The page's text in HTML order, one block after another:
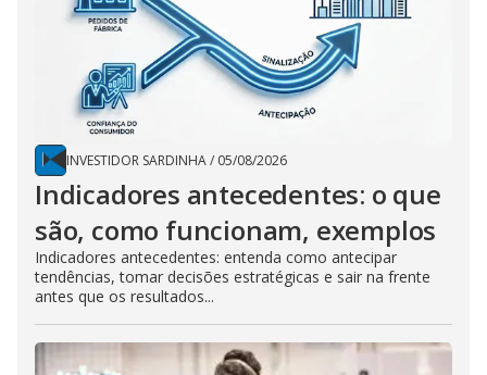
INVESTIDOR SARDINHA/ 05/08/2026
Indicadores antecedentes: o que
são, como funcionam, exemplos
Indicadores antecedentes: entenda como antecipar
tendências, tomar decisões estratégicas e sair na frente
antes que os resultados...